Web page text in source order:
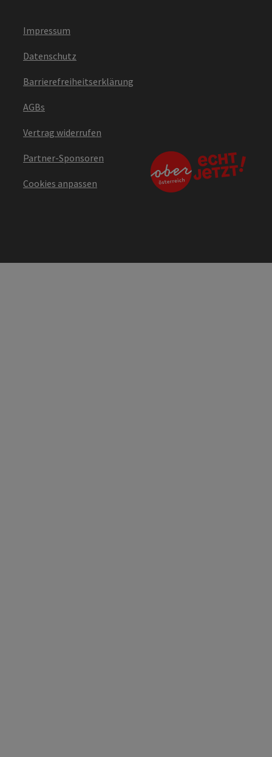
Impressum
Datenschutz
Barrierefreiheitserklärung
AGBs
Vertrag widerrufen
Partner-Sponsoren
Cookies anpassen